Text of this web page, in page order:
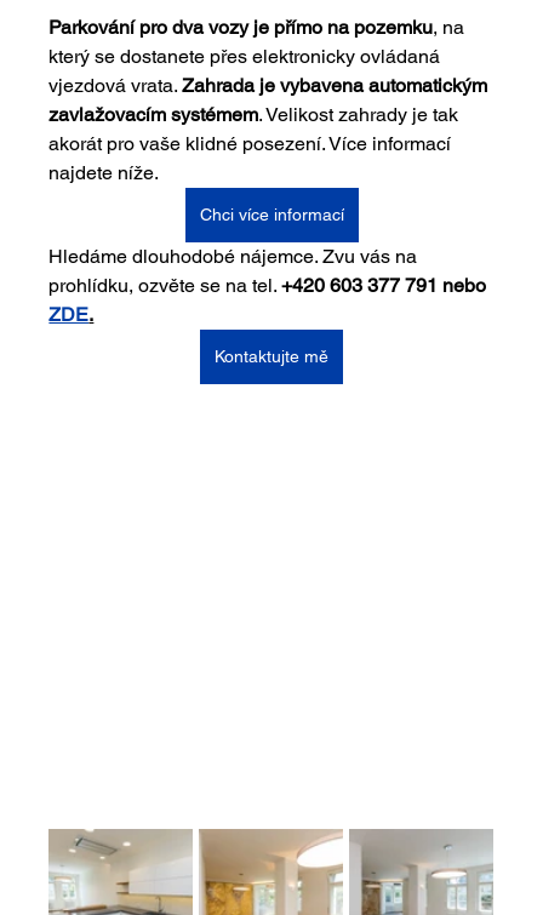
Parkování pro dva vozy je přímo na pozemku, na
který se dostanete přes elektronicky ovládaná
vjezdová vrata. Zahrada je vybavena automatickým
zavlažovacím systémem. Velikost zahrady je tak
akorát pro vaše klidné posezení. Více informací
najdete níže.
Chci více informací
Hledáme dlouhodobé nájemce. Zvu vás na
prohlídku, ozvěte se na tel. +420 603 377 791 nebo
ZDE.
Kontaktujte mě